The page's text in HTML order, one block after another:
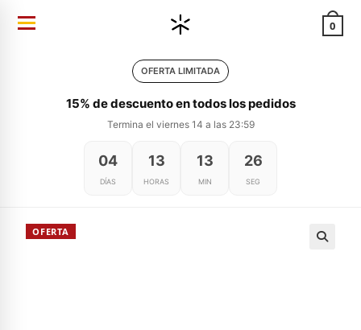
0
OFERTA LIMITADA
15% de descuento en todos los pedidos
Termina el viernes 14 a las 23:59
04
DÍAS
13
HORAS
13
MIN
26
SEG
OFERTA